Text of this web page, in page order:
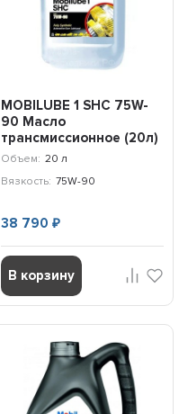
MOBILUBE 1 SHC 75W-
90 Масло
трансмиссионное (20л)
152738
Объем: 20 л
Вязкость: 75W-90
38 790 ₽
В корзину